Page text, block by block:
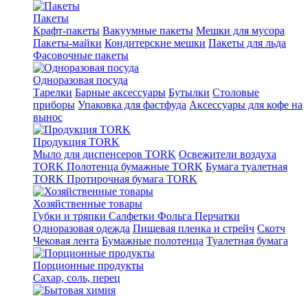
Пакеты
Крафт-пакеты Вакуумные пакеты Мешки для мусора
Пакеты-майки Кондитерские мешки Пакеты для льда
Фасовочные пакеты
Одноразовая посуда
Тарелки Барные аксессуары Бутылки Столовые
приборы Упаковка для фастфуда Аксессуары для кофе на
вынос
Продукция TORK
Мыло для диспенсеров TORK Освежители воздуха
TORK Полотенца бумажные TORK Бумага туалетная
TORK Протирочная бумага TORK
Хозяйственные товары
Губки и тряпки Салфетки Фольга Перчатки
Одноразовая одежда Пищевая пленка и стрейч Скотч
Чековая лента Бумажные полотенца Туалетная бумага
Порционные продукты
Сахар, соль, перец